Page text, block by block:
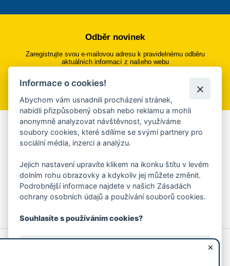
Odběr novinek
Zaregistrujte svou e-mailovou adresu k pravidelnému odběru
aktuálních informací z našeho webu
Přihlásit se k odběru
Aplikace Mobilní rozhlas
Chcete dostávat do svého mobilu či mailu upozornění na
ankety, pozvánky na kulturní a sportovní akce?
Více informací o aplikaci
© 2026 Magistrát města Zlína
Prohlášení o používání cookies
Informace o cookies!
Abychom vám usnadnili procházení stránek,
nabídli přizpůsobený obsah nebo reklamu a mohli
anonymně analyzovat návštěvnost, využíváme
soubory cookies, které sdílíme se svými partnery pro
sociální média, inzerci a analýzu.
Jejich nastavení upravíte klikem na ikonku štítu v levém
dolním rohu obrazovky a kdykoliv jej můžete změnit.
Podrobnější informace najdete v našich Zásadách
ochrany osobních údajů a používání souborů cookies.
Souhlasíte s používáním cookies?